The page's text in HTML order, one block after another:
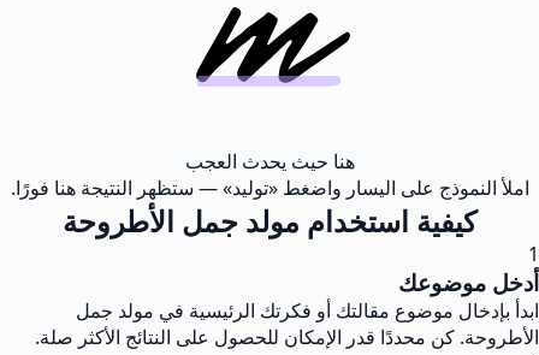
هنا حيث يحدث العجب
املأ النموذج على اليسار واضغط «توليد» — ستظهر النتيجة هنا فورًا.
كيفية استخدام مولد جمل الأطروحة
1
أدخل موضوعك
ابدأ بإدخال موضوع مقالتك أو فكرتك الرئيسية في مولد جمل
الأطروحة. كن محددًا قدر الإمكان للحصول على النتائج الأكثر صلة.